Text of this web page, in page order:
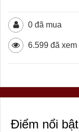
0 đã mua
6.599 đã xem
Điểm nổi bật